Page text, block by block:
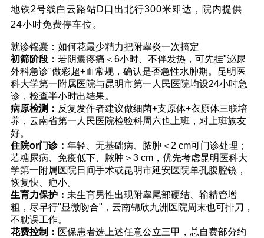
地铁2号线白云路站D口出北行300米即达，院内提供
24小时免费停车位。
就诊锦囊：如何花最少精力把附睾炎一次搞定
初筛阶段： 若阴囊疼痛＜6小时、不伴发热，可先挂"泌尿
外科急诊"做彩超+血常规，确认是否急性水肿期。昆明医
科大学第一附属医院与昆明市第一人民医院均设24小时急
诊，检查半小时出结果。
病原检测： 反复发作者建议做细菌+支原体+衣原体三联培
养，云南省第一人民医院检验科周六也上班，对上班族友
好。
住院or门诊： 年轻、无基础病、脓肿＜2 cm可门诊处理；
若糖尿病、免疫低下、脓肿＞3 cm，优先考虑昆明医科大
学第一附属医院日间手术或昆明市延安医院单孔腹腔镜，
恢复快、疤小。
生育力保护： 未生育男性出现附睾尾部硬结、输精管增
粗，尽早行"显微吻合"，云南锦欣九洲医院周末也可排刀，
不耽误工作。
花费控制： 医保患者选上述任意公立三甲，总自费部分约